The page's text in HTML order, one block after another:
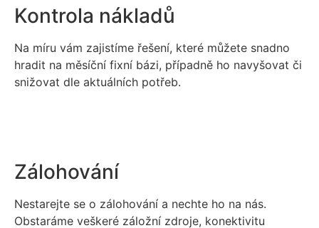
Kontrola nákladů
Na míru vám zajistíme řešení, které můžete snadno
hradit na měsíční fixní bázi, případně ho navyšovat či
snižovat dle aktuálních potřeb.
Zálohování
Nestarejte se o zálohování a nechte ho na nás.
Obstaráme veškeré záložní zdroje, konektivitu